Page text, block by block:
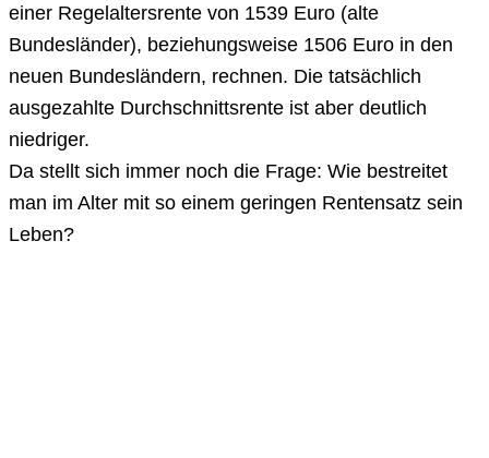
einer Regelaltersrente von 1539 Euro (alte
Bundesländer), beziehungsweise 1506 Euro in den
neuen Bundesländern, rechnen. Die tatsächlich
ausgezahlte Durchschnittsrente ist aber deutlich
niedriger.
Da stellt sich immer noch die Frage: Wie bestreitet
man im Alter mit so einem geringen Rentensatz sein
Leben?